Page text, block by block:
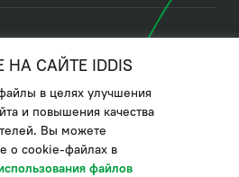
использования файлов cookies
обработки ПДн
управления цепочкой поставки
НА САЙТЕ IDDIS
в целях улучшения
и повышения качества
Вы можете
о cookie-файлах в
файлов